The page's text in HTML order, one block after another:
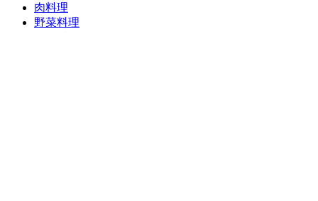
肉料理
野菜料理